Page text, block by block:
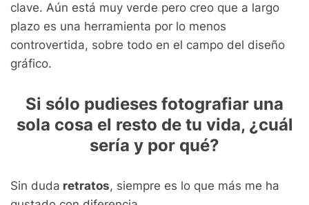
clave. Aún está muy verde pero creo que a largo
plazo es una herramienta por lo menos
controvertida, sobre todo en el campo del diseño
gráfico.
Si sólo pudieses fotografiar una
sola cosa el resto de tu vida, ¿cuál
sería y por qué?
Sin duda retratos, siempre es lo que más me ha